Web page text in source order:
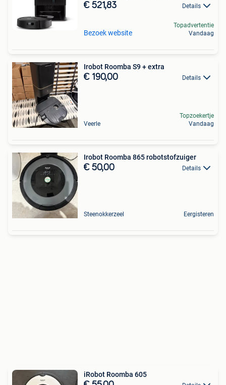
€ 521,83 Details
Bezoek website
Topadvertentie
Vandaag
Irobot Roomba S9 + extra
€ 190,00 Details
Veerle
Topzoekertje
Vandaag
Irobot Roomba 865 robotstofzuiger
€ 50,00 Details
Steenokkerzeel Eergisteren
iRobot Roomba 605